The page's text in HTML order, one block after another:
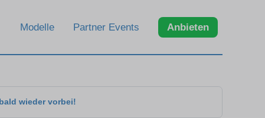
Modelle Partner Events Anbieten
wieder vorbei!